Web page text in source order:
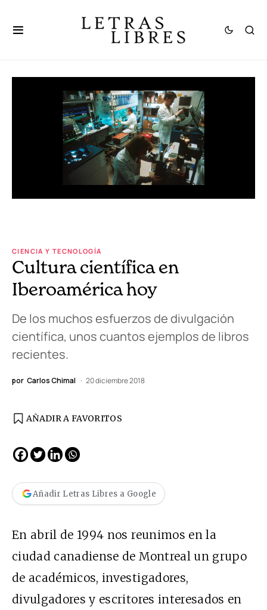
CIENCIA Y TECNOLOGÍA
Cultura científica en
Iberoamérica hoy
De los muchos esfuerzos de divulgación
científica, unos cuantos ejemplos de libros
recientes.
por Carlos Chimal 20 diciembre 2018
AÑADIR A FAVORITOS
Añadir Letras Libres a Google
En abril de 1994 nos reunimos en la
ciudad canadiense de Montreal un grupo
de académicos, investigadores,
divulgadores y escritores interesados en